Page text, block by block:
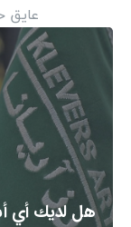
عایق
هل لديك أي